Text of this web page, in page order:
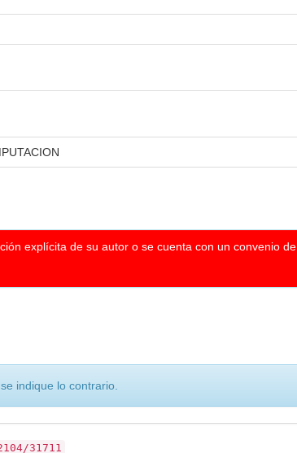
explícita de su autor o se cuenta con un convenio de
indique lo contrario.
31711